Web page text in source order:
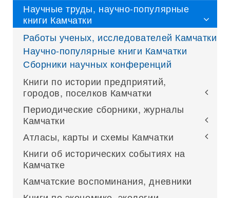
Научные труды, научно-популярные
книги Камчатки
Работы ученых, исследователей Камчатки
Научно-популярные книги Камчатки
Сборники научных конференций
Книги по истории предприятий,
городов, поселков Камчатки
Периодические сборники, журналы
Камчатки
Атласы, карты и схемы Камчатки
Книги об исторических событиях на
Камчатке
Камчатские воспоминания, дневники